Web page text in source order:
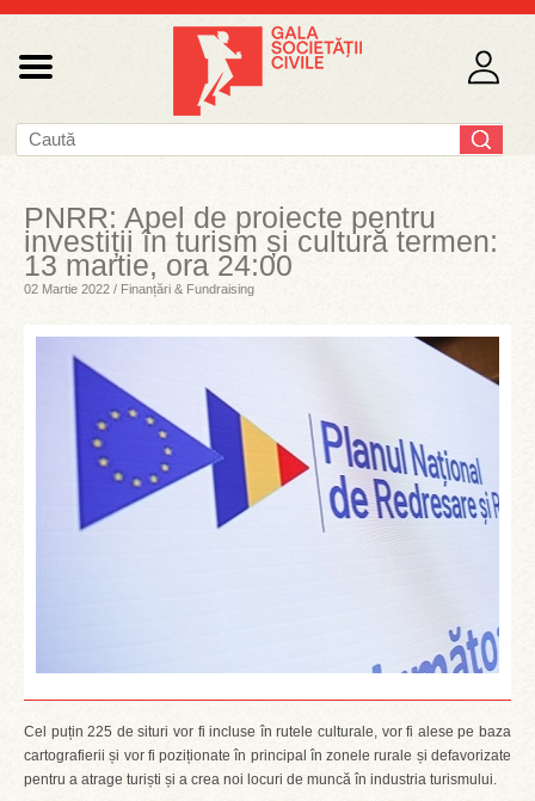
PNRR: Apel de proiecte pentru
investiții în turism și cultură termen:
13 martie, ora 24:00
02 Martie 2022 / Finanțări & Fundraising
Cel puțin 225 de situri vor fi incluse în rutele culturale, vor fi alese pe baza
cartografierii și vor fi poziționate în principal în zonele rurale și defavorizate
pentru a atrage turiști și a crea noi locuri de muncă în industria turismului.